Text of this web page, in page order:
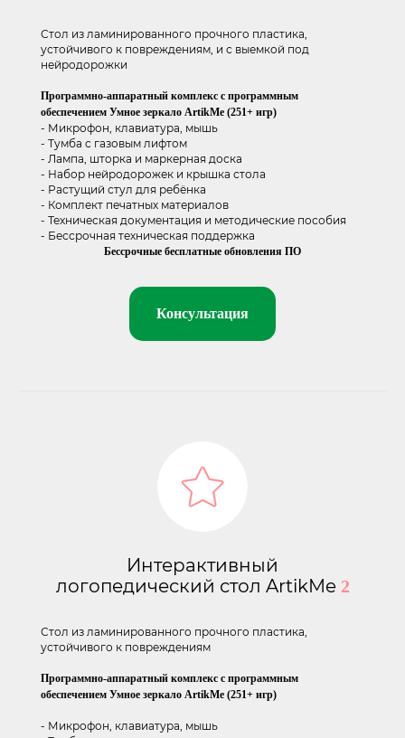
Стол из ламинированного прочного пластика,
устойчивого к повреждениям, и с выемкой под
нейродорожки
Программно-аппаратный комплекс с программным
обеспечением Умное зеркало ArtikMe (251+ игр)
- Микрофон, клавиатура, мышь
- Тумба с газовым лифтом
- Лампа, шторка и маркерная доска
- Набор нейродорожек и крышка стола
- Растущий стул для ребёнка
- Комплект печатных материалов
- Техническая документация и методические пособия
- Бессрочная техническая поддержка
Бессрочные бесплатные обновления ПО
Консультация
Интерактивный
логопедический стол ArtikMe 2
Стол из ламинированного прочного пластика,
устойчивого к повреждениям
Программно-аппаратный комплекс с программным
обеспечением Умное зеркало ArtikMe (251+ игр)
- Микрофон, клавиатура, мышь